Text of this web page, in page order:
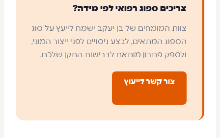
צריכים ספוג רפואי לפי מידה?
צוות המומחים של בן יעקב ישמח לייעץ על סוג
הספוג המתאים, לבצע ניסויים לפני ייצור המוני,
ולספק פתרון מותאם לדרישות התקן שלכם.
צור קשר לייעוץ